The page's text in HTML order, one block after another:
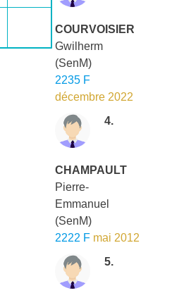
COURVOISIER
Gwilherm
(SenM)
2235 F
décembre 2022
4.
CHAMPAULT
Pierre-
Emmanuel
(SenM)
2222 F mai 2012
5.